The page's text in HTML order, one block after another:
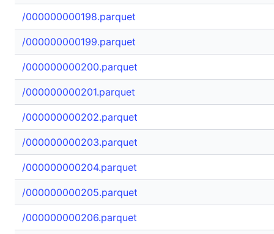
/000000000198.parquet
/000000000199.parquet
/000000000200.parquet
/000000000201.parquet
/000000000202.parquet
/000000000203.parquet
/000000000204.parquet
/000000000205.parquet
/000000000206.parquet